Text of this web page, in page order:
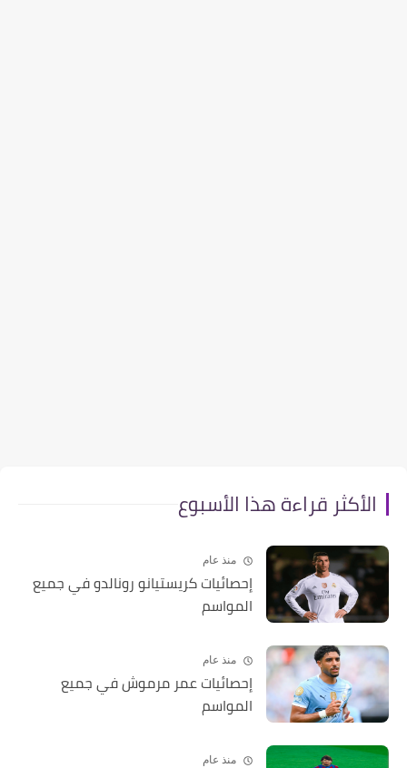
الأكثر قراءة هذا الأسبوع
منذ عام
إحصائيات كريستيانو رونالدو في جميع
المواسم
منذ عام
إحصائيات عمر مرموش في جميع
المواسم
منذ عام